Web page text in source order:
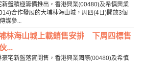
新盤積極籌備推出，香港興業(00480)及希慎興業
合作發展的大埔林海山城，周四(4日)開放3個
媒參...
林海山城上載銷售安排 下周四標售
...
豪宅新盤落實開售，香港興業國際(00480)及希慎